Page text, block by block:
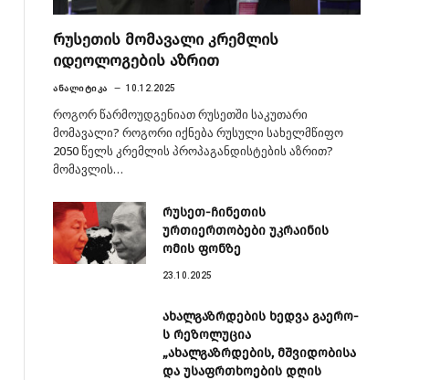
რუსეთის მომავალი კრემლის
იდეოლოგების აზრით
ᲐᲜᲐᲚᲘᲢᲘᲙᲐ 10.12.2025
როგორ წარმოუდგენიათ რუსეთში საკუთარი
მომავალი? როგორი იქნება რუსული სახელმწიფო
2050 წელს კრემლის პროპაგანდისტების აზრით?
მომავლის…
რუსეთ-ჩინეთის
ურთიერთობები უკრაინის
ომის ფონზე
23.10.2025
ახალგაზრდების ხედვა გაერო-
ს რეზოლუცია
„ახალგაზრდების, მშვიდობისა
და უსაფრთხოების დღის